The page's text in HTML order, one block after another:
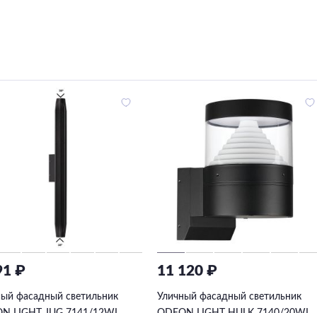
₽
фасадный светильник
11 120 ₽
Уличный фасадный светильник